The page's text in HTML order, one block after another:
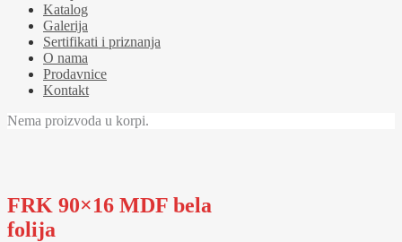
Katalog
Galerija
Sertifikati i priznanja
O nama
Prodavnice
Kontakt
Nema proizvoda u korpi.
FRK 90×16 MDF bela
folija